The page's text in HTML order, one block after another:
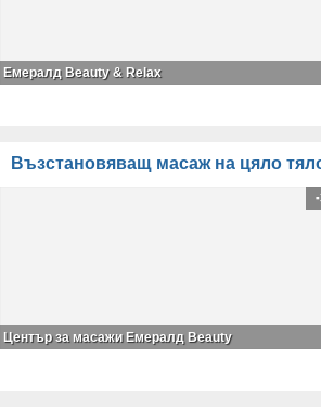
Емералд Beauty & Relax
Възстановяващ масаж на цяло
Център за масажи Емералд Beauty